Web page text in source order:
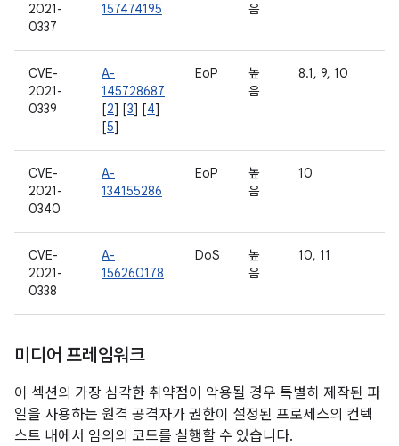
2021-
0337
157474195
음
CVE-
2021-
0339
A-
145728687
[2] [3] [4]
[5]
EoP
높
음
8.1, 9, 10
CVE-
2021-
0340
A-
134155286
EoP
높
음
10
CVE-
2021-
0338
A-
156260178
DoS
높
음
10, 11
미디어 프레임워크
이 섹션의 가장 심각한 취약점이 악용될 경우 특별히 제작된 파
일을 사용하는 원격 공격자가 권한이 설정된 프로세스의 컨텍
스트 내에서 임의의 코드를 실행할 수 있습니다.